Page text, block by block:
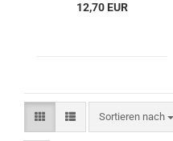
12,70 EUR
Sortieren nach
Sortieren nach